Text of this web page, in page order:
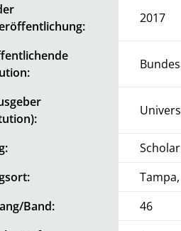
2017
Tampa,
Band:
46